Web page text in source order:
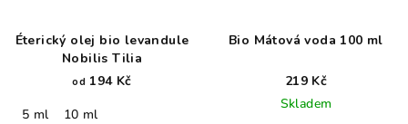
Éterický olej bio levandule
Nobilis Tilia
od 194 Kč
5 ml
10 ml
Bio Mátová voda 100 ml
219 Kč
Skladem